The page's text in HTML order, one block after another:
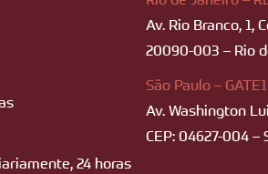
24 horas
Av. Rio Branco, 1,
20090-003 – Rio
São Paulo – GATE1
Av. Washington
CEP: 04627-004 –